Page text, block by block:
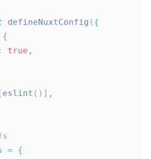
defineNuxtConfig ( {
{
true ,
eslint ()] ,
= {